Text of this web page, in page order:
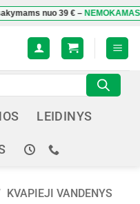
nuo39 €–NEMOKAMAS
LEIDINYS
KVAPIEJI VANDENYS